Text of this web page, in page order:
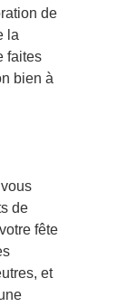
de
la
faites
bien à
de
fête
et